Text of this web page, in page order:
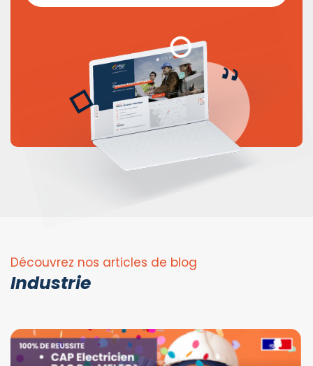
Découvrez nos articles de blog
Industrie